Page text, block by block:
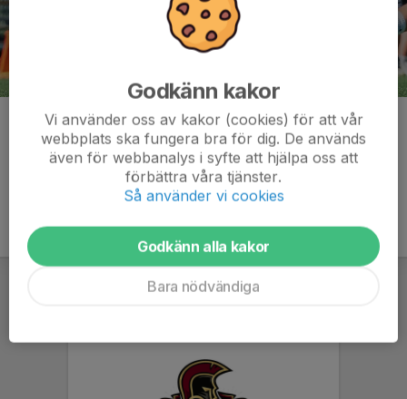
Kommentarer
Godkänn kakor
Vi använder oss av kakor (cookies) för att vår
webbplats ska fungera bra för dig. De används
även för webbanalys i syfte att hjälpa oss att
förbättra våra tjänster.
Så använder vi cookies
Godkänn alla kakor
Bara nödvändiga